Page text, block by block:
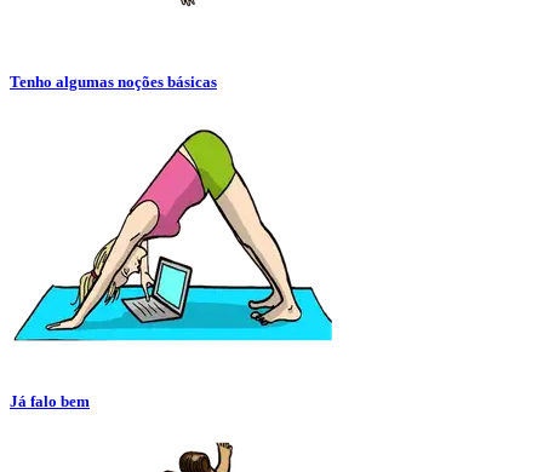
Tenho algumas noções básicas
Já falo bem